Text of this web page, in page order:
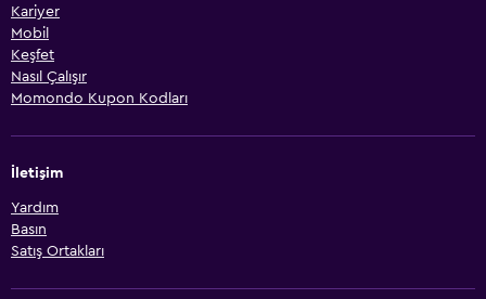
Kariyer
Mobil
Keşfet
Nasıl Çalışır
Momondo Kupon Kodları
İletişim
Yardım
Basın
Satış Ortakları